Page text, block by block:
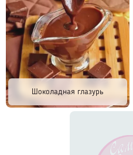
Шоколадная глазурь